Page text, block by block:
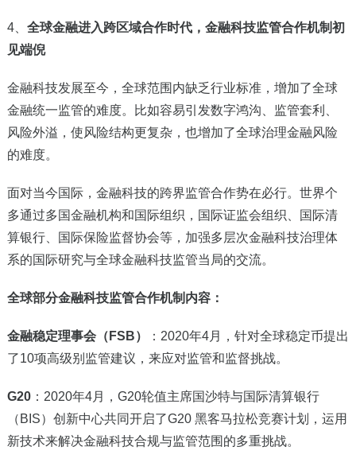
4、 全球金融进入跨区域合作时代，金融科技监管合作机制初
见端倪
金融科技发展至今，全球范围内缺乏行业标准，增加了全球
金融统一监管的难度。比如容易引发数字鸿沟、监管套利、
风险外溢，使风险结构更复杂，也增加了全球治理金融风险
的难度。
面对当今国际，金融科技的跨界监管合作势在必行。世界个
多通过多国金融机构和国际组织，国际证监会组织、国际清
算银行、国际保险监督协会等，加强多层次金融科技治理体
系的国际研究与全球金融科技监管当局的交流。
全球部分金融科技监管合作机制内容：
金融稳定理事会（FSB）
：2020年4月，针对全球稳定币提出
了10项高级别监管建议，来应对监管和监督挑战。
G20：2020年4月，G20轮值主席国沙特与国际清算银行
（BIS）创新中心共同开启了G20 黑客马拉松竞赛计划，运用
新技术来解决金融科技合规与监管范围的多重挑战。